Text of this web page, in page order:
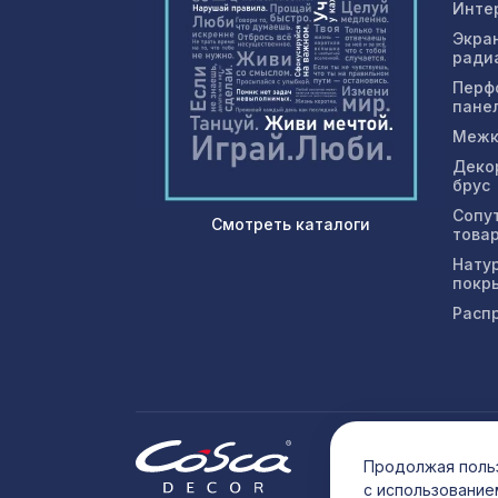
Смотреть каталоги
брус
©
Продолжая
с